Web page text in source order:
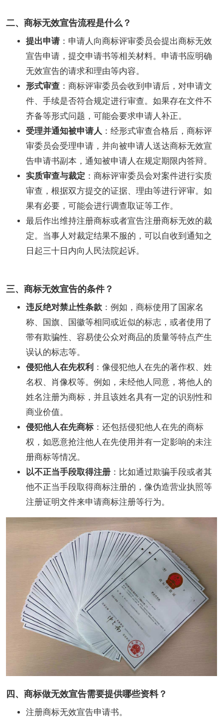
二、商标无效宣告流程是什么？
提出申请 ：申请人向商标评审委员会提出商标无效
宣告申请，提交申请书等相关材料。申请书应明确
无效宣告的请求和理由等内容。
形式审查 ：商标评审委员会收到申请后，对申请文
件、手续是否符合规定进行审查。如果存在文件不
齐备等形式问题，可能会要求申请人补正。
受理并通知被申请人 ：经形式审查合格后，商标评
审委员会受理申请，并向被申请人送达商标无效宣
告申请书副本，通知被申请人在规定期限内答辩。
实质审查与裁定 ：商标评审委员会对案件进行实质
审查，根据双方提交的证据、理由等进行评审。如
果有必要，可能会进行调查取证等工作。
最后作出维持注册商标或者宣告注册商标无效的裁
定。当事人对裁定结果不服的，可以自收到通知之
日起三十日内向人民法院起诉。
三、商标无效宣告的条件？
违反绝对禁止性条款 ：例如，商标使用了国家名
称、国旗、国徽等相同或近似的标志，或者使用了
带有欺骗性、容易使公众对商品的质量等特点产生
误认的标志等。
侵犯他人在先权利 ：像侵犯他人在先的著作权、姓
名权、肖像权等。例如，未经他人同意，将他人的
姓名注册为商标，并且该姓名具有一定的识别性和
商业价值。
侵犯他人在先商标 ：还包括侵犯他人在先的商标
权，如恶意抢注他人在先使用并有一定影响的未注
册商标等情况。
以不正当手段取得注册 ：比如通过欺骗手段或者其
他不正当手段取得商标注册的，像伪造营业执照等
注册证明文件来申请商标注册等行为。
四、商标做无效宣告需要提供哪些资料？
注册商标无效宣告申请书。